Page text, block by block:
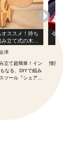
ススメ！持ち
立て式の木製
津
立て超簡単！イン
なる、DIYで組み
ツール『シェアベ
令和
情熱を